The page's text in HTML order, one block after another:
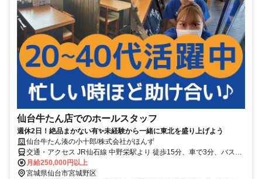
仙台牛たん店でのホールスタッフ
週休2日！絶品まかない有✨未経験から一緒に東北を盛り上げよう
仙台牛たん湊の小十郎/株式会社がほんず
交通・アクセス JR仙石線 中野栄駅より 徒歩15分、車で3分、バスで
10分
月給250,000円以上
宮城県仙台市宮城野区